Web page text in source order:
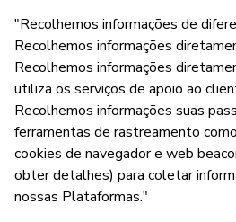
"Recolhemos informações de
Recolhemos informações
Recolhemos informações
utiliza os serviços de apoio ao
Recolhemos informações suas
ferramentas de rastreamento
cookies de navegador e web
obter detalhes) para coletar
nossas Plataformas."